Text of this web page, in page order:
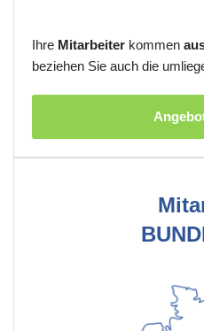
Ihre Mitarbeiter kommen
beziehen Sie auch die